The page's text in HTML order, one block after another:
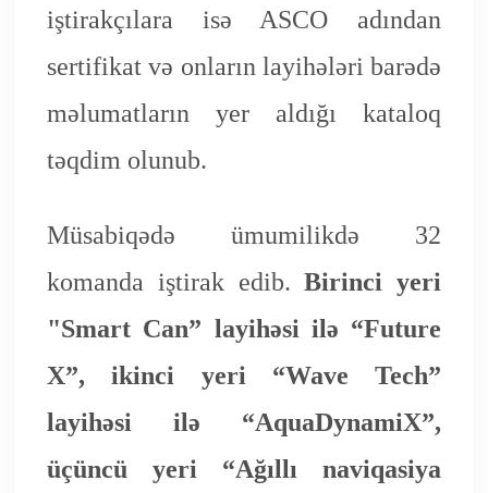
iştirakçılara isə ASCO adından
sertifikat və onların layihələri barədə
məlumatların yer aldığı kataloq
təqdim olunub.
Müsabiqədə ümumilikdə 32
komanda iştirak edib.Birinci yeri
"Smart Can” layihəsi ilə “Future
X”, ikinci yeri “Wave Tech”
layihəsi ilə “AquaDynamiX”,
üçüncü yeri “Ağıllı naviqasiya